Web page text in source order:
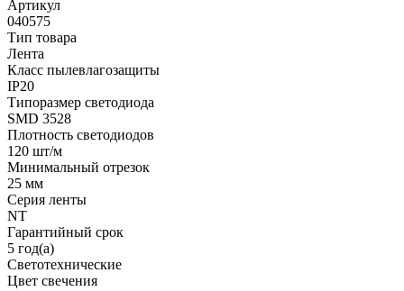
Артикул
040575
Тип товара
Лента
Класс пылевлагозащиты
IP20
Типоразмер светодиода
SMD 3528
Плотность светодиодов
120 шт/м
Минимальный отрезок
25 мм
Серия ленты
NT
Гарантийный срок
5 год(а)
Светотехнические
Цвет свечения